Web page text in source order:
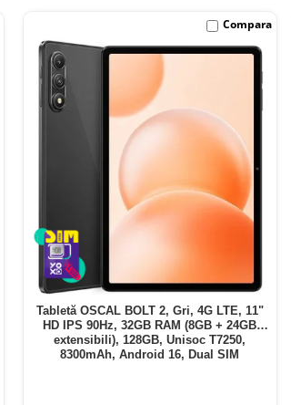
Tabletă OSCAL BOLT 2, Gri, 4G LTE, 11"
HD IPS 90Hz, 32GB RAM (8GB + 24GB
extensibili), 128GB, Unisoc T7250,
8300mAh, Android 16, Dual SIM
Compara